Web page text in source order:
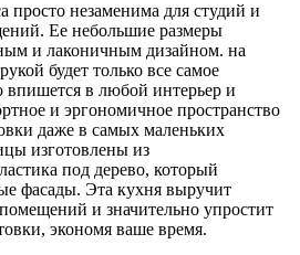
просто незаменима для студий и
Ее небольшие размеры
и лаконичным дизайном. на
будет только все самое
впишется в любой интерьер и
и эргономичное пространство
даже в самых маленьких
изготовлены из
под дерево, который
фасады. Эта кухня выручит
и значительно упростит
экономя ваше время.